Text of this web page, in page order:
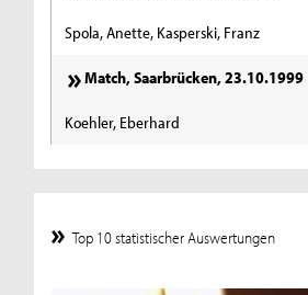
Spola, Anette, Kasperski, Franz
Match, Saarbrücken, 23.10.1999
Koehler, Eberhard
Top 10 statistischer Auswertungen